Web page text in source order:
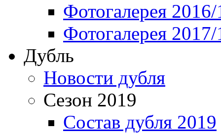
Фотогалерея
Фотогалерея
Дубль
Новости дубля
Сезон 2019
Состав дубля 2019